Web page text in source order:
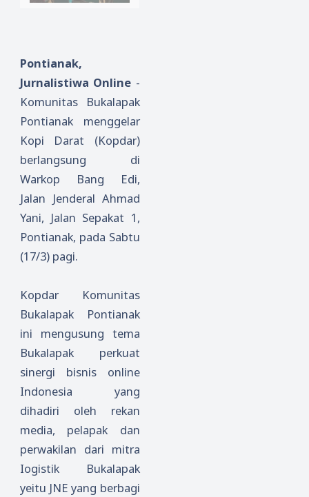
Pontianak,
Jurnalistiwa Online -
Komunitas Bukalapak
Pontianak menggelar
Kopi Darat (Kopdar)
berlangsung di
Warkop Bang Edi,
Jalan Jenderal Ahmad
Yani, Jalan Sepakat 1,
Pontianak, pada Sabtu
(17/3) pagi.
Kopdar Komunitas
Bukalapak Pontianak
ini mengusung tema
Bukalapak perkuat
sinergi bisnis online
Indonesia yang
dihadiri oleh rekan
media, pelapak dan
perwakilan dari mitra
Iogistik Bukalapak
yeitu JNE yang berbagi